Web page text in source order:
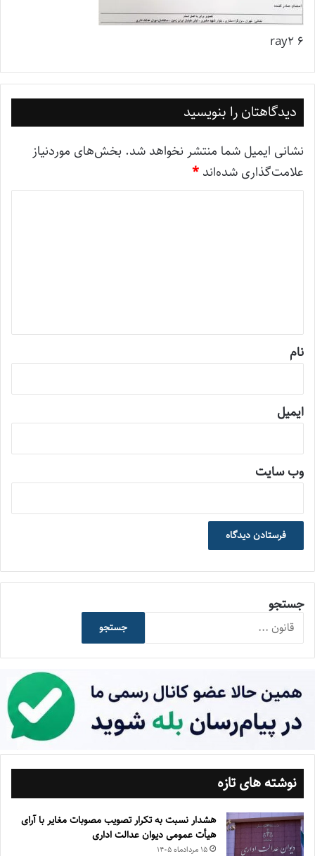
ray2 6
دیدگاهتان را بنویسید
نشانی ایمیل شما منتشر نخواهد شد. بخش‌های موردنیاز
علامت‌گذاری شده‌اند *
نام
ایمیل
وب‌ سایت
جستجو
جستجو
نوشته های تازه
هشدار نسبت به تکرار تصویب مصوبات مغایر با آرای
هیأت عمومی دیوان عدالت اداری
۱۵ مرداد‌ماه ۱۴۰۵